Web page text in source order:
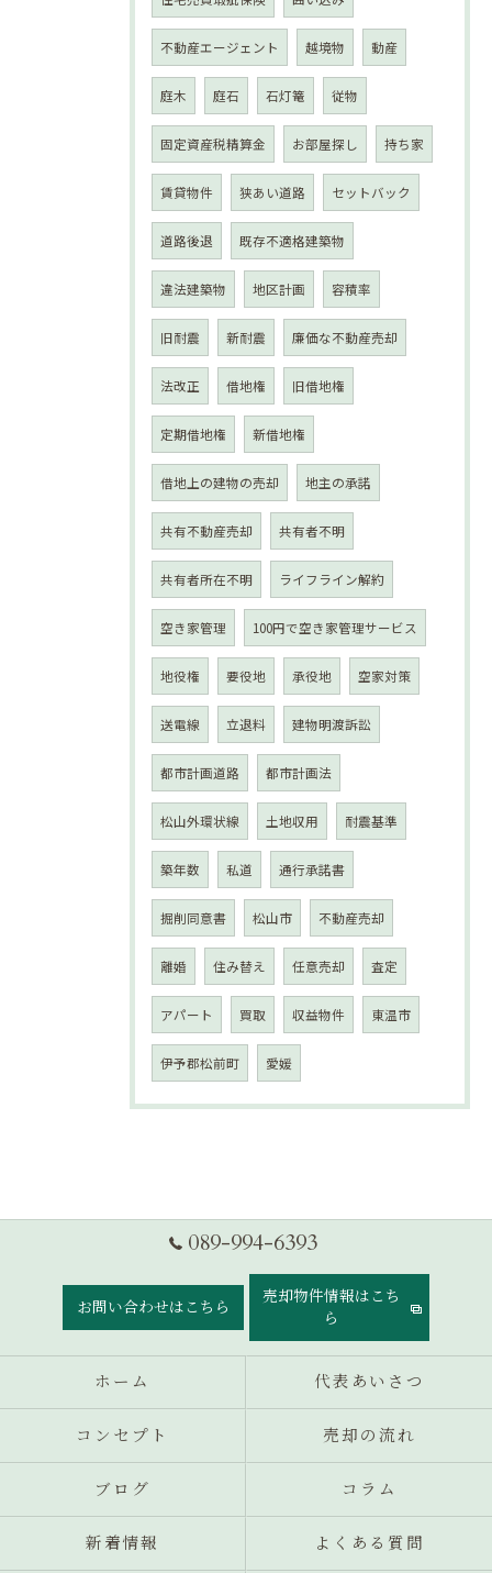
不動産エージェント 越境物 動産
庭木 庭石 石灯篭 従物
固定資産税精算金 お部屋探し 持ち家
賃貸物件 狭あい道路 セットバック
道路後退 既存不適格建築物
違法建築物 地区計画 容積率
旧耐震 新耐震 廉価な不動産売却
法改正 借地権 旧借地権
定期借地権 新借地権
借地上の建物の売却 地主の承諾
共有不動産売却 共有者不明
共有者所在不明 ライフライン解約
空き家管理 100円で空き家管理サービス
地役権 要役地 承役地 空家対策
送電線 立退料 建物明渡訴訟
都市計画道路 都市計画法
松山外環状線 土地収用 耐震基準
築年数 私道 通行承諾書
掘削同意書 松山市 不動産売却
離婚 住み替え 任意売却 査定
アパート 買取 収益物件 東温市
伊予郡松前町 愛媛
089-994-6393
お問い合わせはこちら
売却物件情報はこち
ら
ホーム 代表あいさつ
コンセプト 売却の流れ
ブログ コラム
新着情報 よくある質問